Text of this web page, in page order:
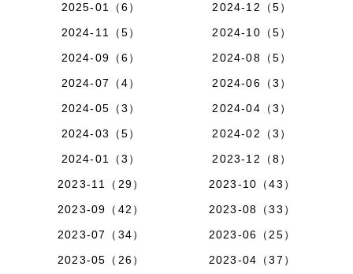
2025-01（6）
2024-12（5）
2024-11（5）
2024-10（5）
2024-09（6）
2024-08（5）
2024-07（4）
2024-06（3）
2024-05（3）
2024-04（3）
2024-03（5）
2024-02（3）
2024-01（3）
2023-12（8）
2023-11（29）
2023-10（43）
2023-09（42）
2023-08（33）
2023-07（34）
2023-06（25）
2023-05（26）
2023-04（37）